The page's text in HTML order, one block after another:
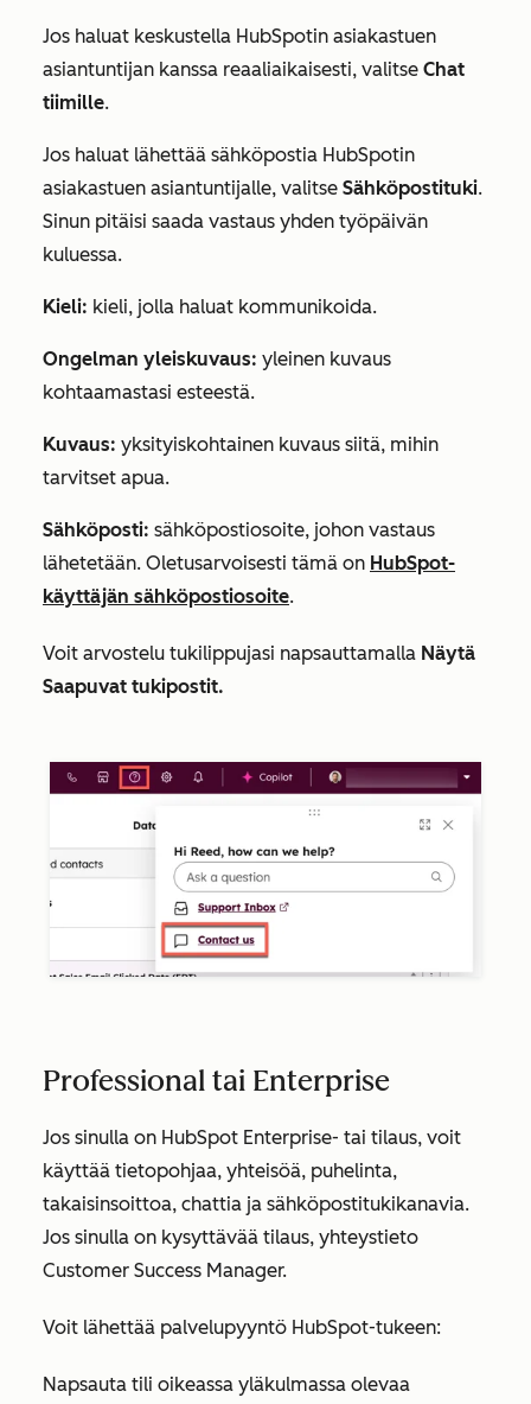
Jos haluat keskustella HubSpotin asiakastuen
asiantuntijan kanssa reaaliaikaisesti, valitse Chat
tiimille.
Jos haluat lähettää sähköpostia HubSpotin
asiakastuen asiantuntijalle, valitse Sähköpostituki.
Sinun pitäisi saada vastaus yhden työpäivän
kuluessa.
Kieli: kieli, jolla haluat kommunikoida.
Ongelman yleiskuvaus: yleinen kuvaus
kohtaamastasi esteestä.
Kuvaus: yksityiskohtainen kuvaus siitä, mihin
tarvitset apua.
Sähköposti: sähköpostiosoite, johon vastaus
lähetetään. Oletusarvoisesti tämä on HubSpot-
käyttäjän sähköpostiosoite.
Voit arvostelu tukilippujasi napsauttamalla Näytä
Saapuvat tukipostit.
Professional tai Enterprise
Jos sinulla on HubSpot Enterprise- tai tilaus, voit
käyttää tietopohjaa, yhteisöä, puhelinta,
takaisinsoittoa, chattia ja sähköpostitukikanavia.
Jos sinulla on kysyttävää tilaus, yhteystieto
Customer Success Manager.
Voit lähettää palvelupyyntö HubSpot-tukeen:
Napsauta tili oikeassa yläkulmassa olevaa